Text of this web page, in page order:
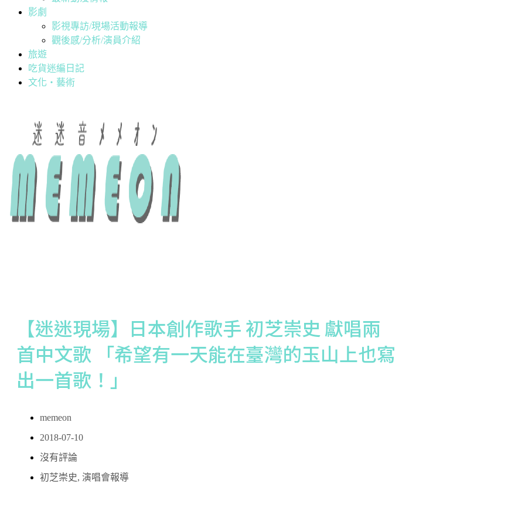
影劇
影視專訪/現場活動報導
觀後感/分析/演員介紹
旅遊
吃貨迷編日記
文化・藝術
【迷迷現場】日本創作歌手 初芝崇史 獻唱兩
首中文歌 「希望有一天能在臺灣的玉山上也寫
出一首歌！」
memeon
2018-07-10
沒有評論
初芝崇史, 演唱會報導